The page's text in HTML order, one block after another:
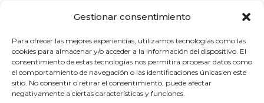
Gestionar consentimiento
Para ofrecer las mejores experiencias, utilizamos tecnologías como las
cookies para almacenar y/o acceder a la información del dispositivo. El
consentimiento de estas tecnologías nos permitirá procesar datos como
el comportamiento de navegación o las identificaciones únicas en este
sitio. No consentir o retirar el consentimiento, puede afectar
negativamente a ciertas características y funciones.
Aviso legal
Política de privacidad
Política de cookies (UE)